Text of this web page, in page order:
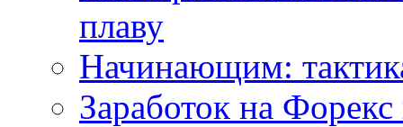
плаву
Начинающим:
Заработок на